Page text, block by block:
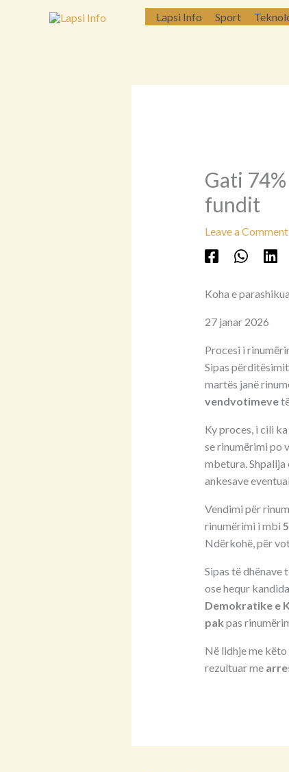
Lapsi Info Sport
Gati
fundit
Leave a Comment
Koha e
27 janar 2026
Procesi i
Sipas
martës janë
vendvotimeve
Ky proces, i cili
se rinumërimi po
mbetura.
ankesave
Vendimi për
rinumërimi i mbi
Ndërkohë, për
Sipas të dhënave
ose hequr
Demokratike e
pak pas
Në lidhje me
rezultuar me